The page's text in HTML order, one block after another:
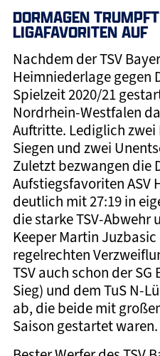
DORMAGEN
LIGAFAVORITEN AUF
Nachdem der TSV
Heimniederlage gegen
Spielzeit 2020/21
Nordrhein-Westfalen
Auftritte. Lediglich
Siegen und zwei
Zuletzt bezwangen die
Aufstiegsfavoriten ASV
deutlich mit 27:19 in
die starke TSV-Abwehr
Keeper Martin
regelrechten
TSV auch schon der
Sieg) und dem TuS N-
ab, die beide mit
Saison gestartet waren.